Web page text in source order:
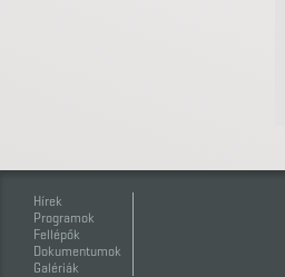
Hírek
Programok
Fellépők
Dokumentumok
Galériák